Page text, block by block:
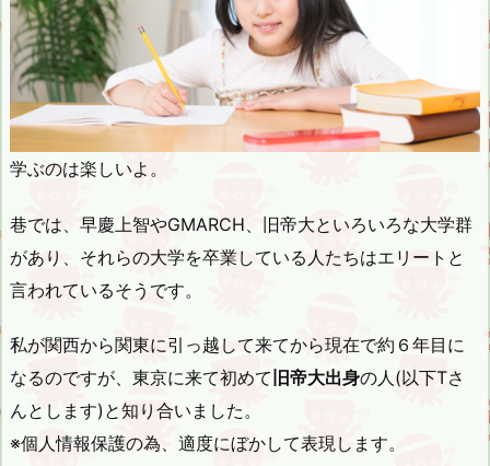
学ぶのは楽しいよ。
巷では、早慶上智やGMARCH、旧帝大といろいろな大学群
があり、それらの大学を卒業している人たちはエリートと
言われているそうです。
私が関西から関東に引っ越して来てから現在で約６年目に
なるのですが、東京に来て初めて 旧帝大出身の人(以下Tさ
んとします)と知り合いました。
※個人情報保護の為、適度にぼかして表現します。